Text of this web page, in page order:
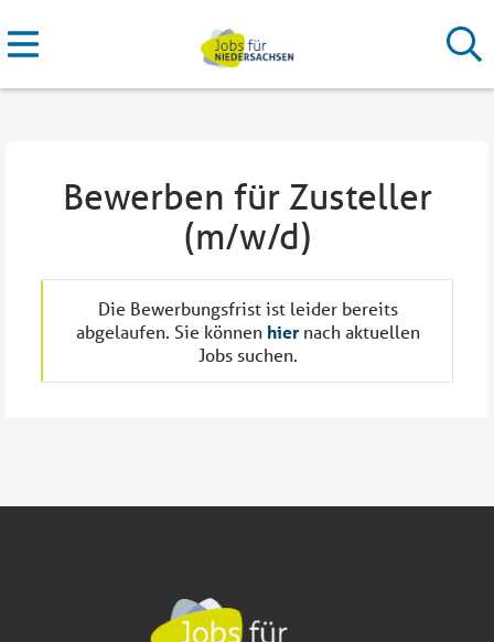
Bewerben für Zusteller
(m/w/d)
Die Bewerbungsfrist ist leider bereits
abgelaufen. Sie können hiernach aktuellen
Jobs suchen.